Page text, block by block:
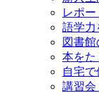
レポ
語学力
図書
本をた
自宅
講習会